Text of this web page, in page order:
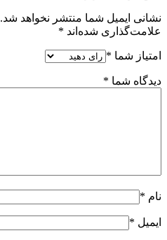
نشانی ایمیل شما منتشر نخواهد شد.
علامت‌گذاری شده‌اند *
امتیاز شما *
دیدگاه شما *
نام *
ایمیل *